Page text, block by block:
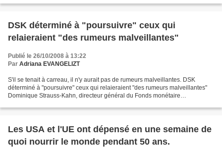
DSK déterminé à "poursuivre" ceux qui
relaieraient "des rumeurs malveillantes"
Publié le 26/10/2008 à 13:22
Par Adriana EVANGELIZT
S'il se tenait à carreau, il n'y aurait pas de rumeurs malveillantes. DSK
déterminé à "poursuivre" ceux qui relaieraient "des rumeurs malveillantes"
Dominique Strauss-Kahn, directeur général du Fonds monétaire
Les USA et l'UE ont dépensé en une semaine de
quoi nourrir le monde pendant 50 ans.